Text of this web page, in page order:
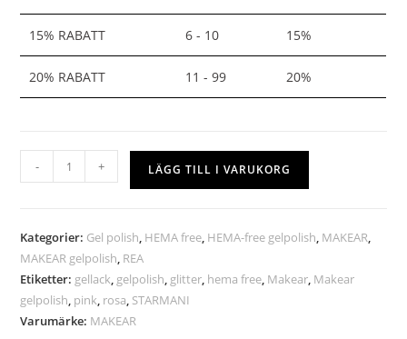
15% RABATT 6 - 10 15%
20% RABATT 11 - 99 20%
- + LÄGG TILL I VARUKORG
Kategorier: Gel polish, HEMA free, HEMA-free gelpolish, MAKEAR,
MAKEAR gelpolish, REA
Etiketter: gellack, gelpolish, glitter, hema free, Makear, Makear
gelpolish, pink, rosa, STARMANI
Varumärke: MAKEAR